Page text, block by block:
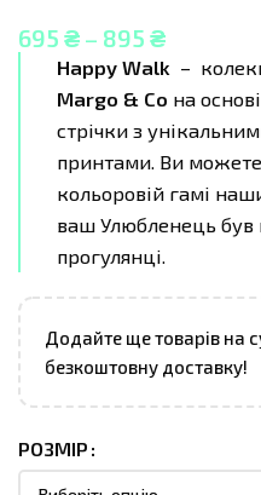
695 ₴ – 895 ₴
Happy Walk –
Margo & Co на
стрічки з
принтами. Ви можете
кольоровій гамі
ваш Улюбленець
прогулянці.
Додайте ще товарів на
безкоштовну доставку!
РОЗМІР